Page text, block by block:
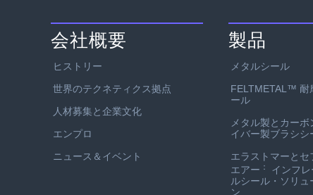
会社概要
ヒストリー
世界のテクネティクス拠点
人材募集と企業文化
エンプロ
ニュース＆イベント
製品
メタルシール
FELTMETAL™ 耐
ール
メタル製とカーボ
イバー製ブラシシ
エラストマーとセ
エアー ：
インフ
ルシール・ソリュ
ン